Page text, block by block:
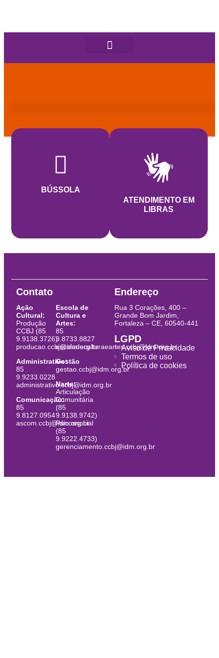
BÚSSOLA
ATENDIMENTO EM
LIBRAS
Contato
Ação
Cultural:
Produção
CCBJ (85
9.9138.3726)
producao.ccbj@idm.org.br
Administrativo:
85
9.9233.0228
administrativo.ccbj@idm.org.br
Comunicação:
85
9.8127.0954
ascom.ccbj@idm.org.br
Escola de
Cultura e
Artes:
85
9.8733.8827
escoladeculturaeartes.ccbj@idm.org.br
Gestão
gestao.ccbj@idm.org.br
Narte:
Articulação
Comunitária
(85
9.9138.9742)
Psicossocial
(85
9.9222.4733)
gerenciamento.ccbj@idm.org.br
Endereço
Rua 3 Corações, 400 –
Grande Bom Jardim,
Fortaleza – CE, 60540-441
LGPD
Aviso de Privacidade
Termos de uso
Política de cookies